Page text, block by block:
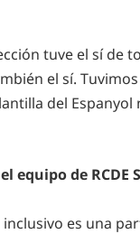
tuve el sí de
el sí.
del
de RCDE
es una